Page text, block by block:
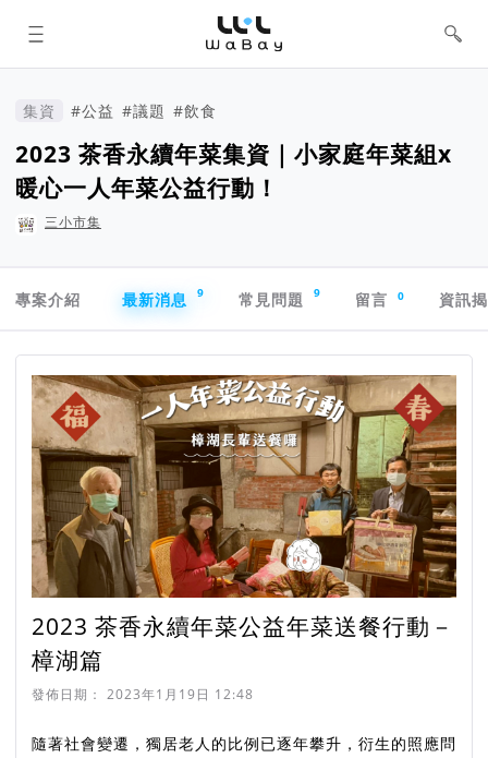
WaBay 挖貝 | 台灣最值得信賴的群眾
集資 / 群眾募資平台
集資 #公益 #議題 #飲食
2023 茶香永續年菜集資｜小家庭年菜組x
暖心一人年菜公益行動！
三小市集
專案介紹
最新消息 9 常見問題 9 留言 0 資訊
2023 茶香永續年菜公益年菜送餐行動－
樟湖篇
發佈日期： 2023年1月19日 12:48
隨著社會變遷，獨居老人的比例已逐年攀升，衍生的照應問